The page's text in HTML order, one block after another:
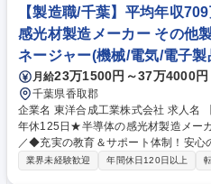
【製造職/千葉】平均年収
感光材製造メーカー その他
ネージャー(機械/電気/電子製
月給23万1500円～37万4000円
千葉県香取郡
企業名 東洋合成工業株式会社 求人名 【製造職/千葉】平均年収709万円★
年休125日★半導体の感光材製造メーカー 仕事の内容 ＼世界シェ
／◆充実の教育＆サポート体制！安
の製造に欠かせない感光材の製造を
業界未経験歓迎 年間休日120日以上